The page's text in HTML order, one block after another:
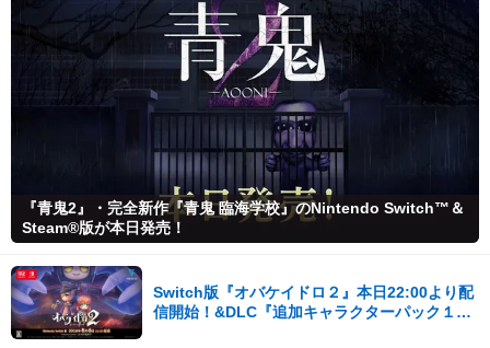
『青鬼2』・完全新作『青鬼 臨海学校』のNintendo Switch™＆
Steam®版が本日発売！
Switch版『オバケイドロ２』本日22:00より配
信開始！&DLC『追加キャラクターパック１』